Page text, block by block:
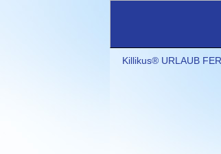
Killikus® URLAUB